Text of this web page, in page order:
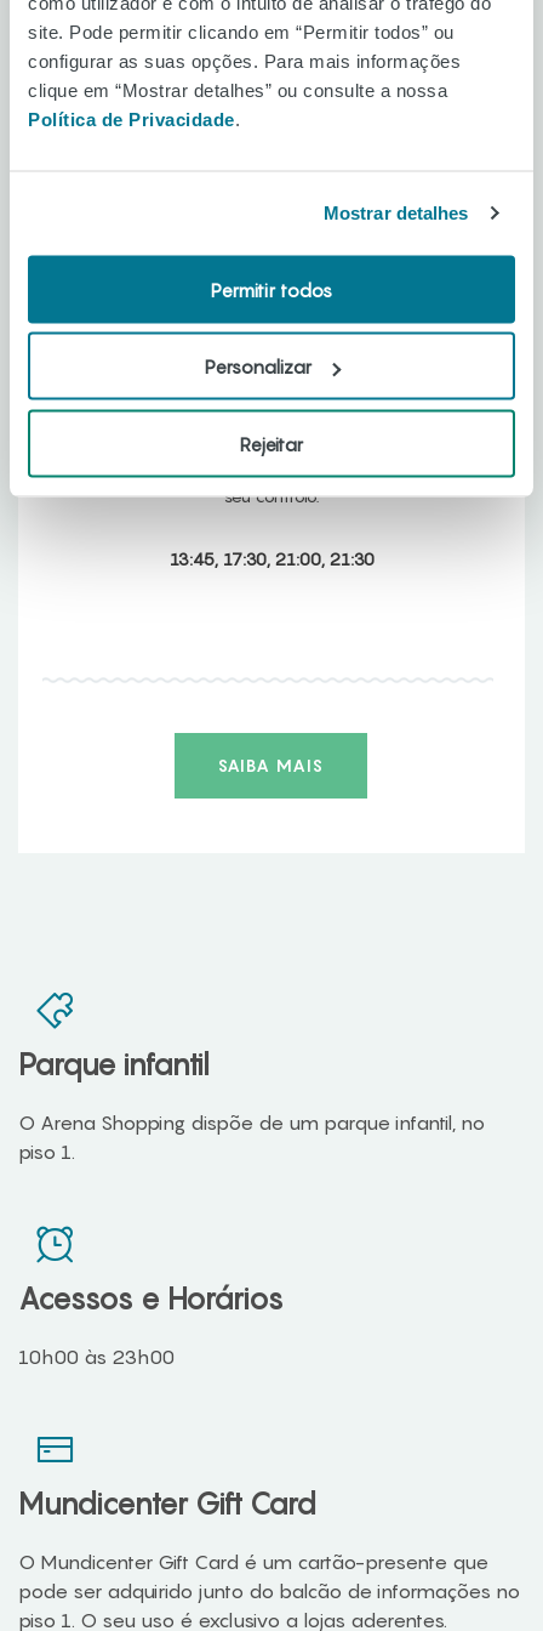
site. Pode permitir clicando em “Permitir todos” ou
configurar as suas opções. Para mais informações
clique em “Mostrar detalhes” ou consulte a nossa
Política de Privacidade
Mostrar detalhes
Permitir todos
Personalizar
Rejeitar
Homem-Aranha - Um Novo Dia
como Homem-Aranha num mundo que já
não se lembra dele, Peter enfrenta uma
seu controlo.
13:45, 17:30, 21:00, 21:30
SAIBA MAIS
Parque infantil
O Arena Shopping dispõe de um parque infantil, no
piso 1.
Acessos e Horários
10h00 às 23h00
Mundicenter Gift Card
O Mundicenter Gift Card é um cartão-presente que
pode ser adquirido junto do balcão de informações no
piso 1. O seu uso é exclusivo a lojas aderentes.